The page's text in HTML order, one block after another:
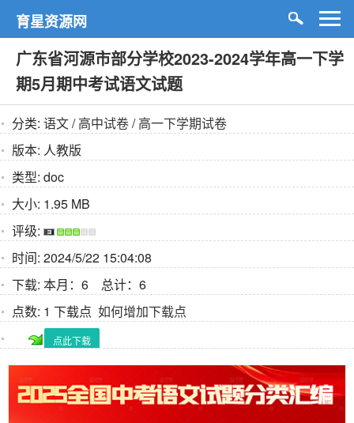
育星资源网
广东省河源市部分学校2023-2024学年高一下学
期5月期中考试语文试题
分类: 语文/高中试卷/高一下学期试卷
版本: 人教版
类型: doc
大小: 1.95 MB
评级:
时间: 2024/5/22 15:04:08
下载: 本月：6 总计：6
点数: 1 下载点 如何增加下载点
点此下载